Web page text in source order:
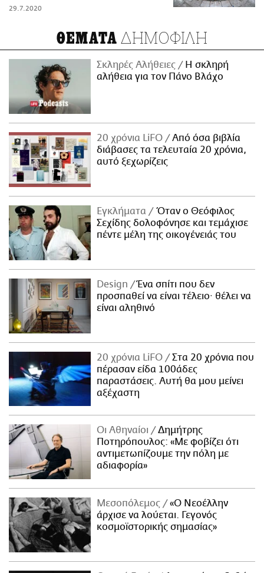
29.7.2020
ΘΕΜΑΤΑ ΔΗΜΟΦΙΛΗ
Σκληρές Αλήθειες
H σκληρή
αλήθεια για τον Πάνο Βλάχο
20 χρόνια LiFO
Από όσα βιβλία
διάβασες τα τελευταία 20 χρόνια,
αυτό ξεχωρίζεις
Εγκλήματα
Όταν ο Θεόφιλος
Σεχίδης δολοφόνησε και τεμάχισε
πέντε μέλη της οικογένειάς του
Design
Ένα σπίτι που δεν
προσπαθεί να είναι τέλειο· θέλει να
είναι αληθινό
20 χρόνια LiFO
Στα 20 χρόνια που
πέρασαν είδα 100άδες
παραστάσεις. Αυτή θα μου μείνει
αξέχαστη
Οι Αθηναίοι
Δημήτρης
Ποτηρόπουλος: «Με φοβίζει ότι
αντιμετωπίζουμε την πόλη με
αδιαφορία»
Μεσοπόλεμος
«Ο Νεοέλλην
άρχισε να λούεται. Γεγονός
κοσμοϊστορικής σημασίας»